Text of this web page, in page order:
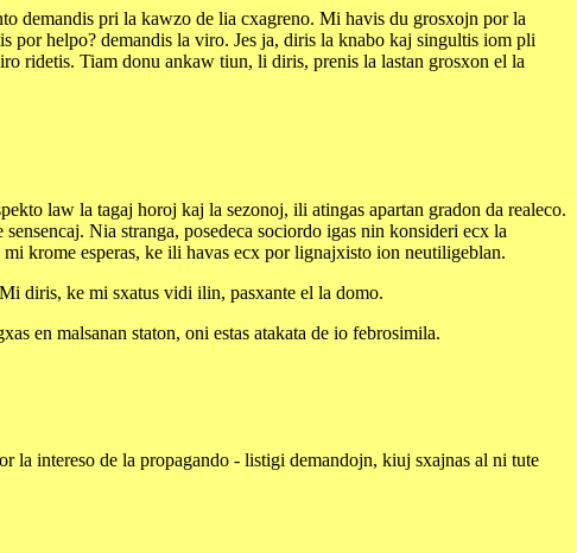
demandis pri la kawzo de lia cxagreno. Mi havis du grosxojn por la
helpo? demandis la viro. Jes ja, diris la knabo kaj singultis iom pli
ridetis. Tiam donu ankaw tiun, li diris, prenis la lastan grosxon el la
law la tagaj horoj kaj la sezonoj, ili atingas apartan gradon da realeco.
Nia stranga, posedeca sociordo igas nin konsideri ecx la
krome esperas, ke ili havas ecx por lignajxisto ion neutiligeblan.
diris, ke mi sxatus vidi ilin, pasxante el la domo.
en malsanan staton, oni estas atakata de io febrosimila.
intereso de la propagando - listigi demandojn, kiuj sxajnas al ni tute